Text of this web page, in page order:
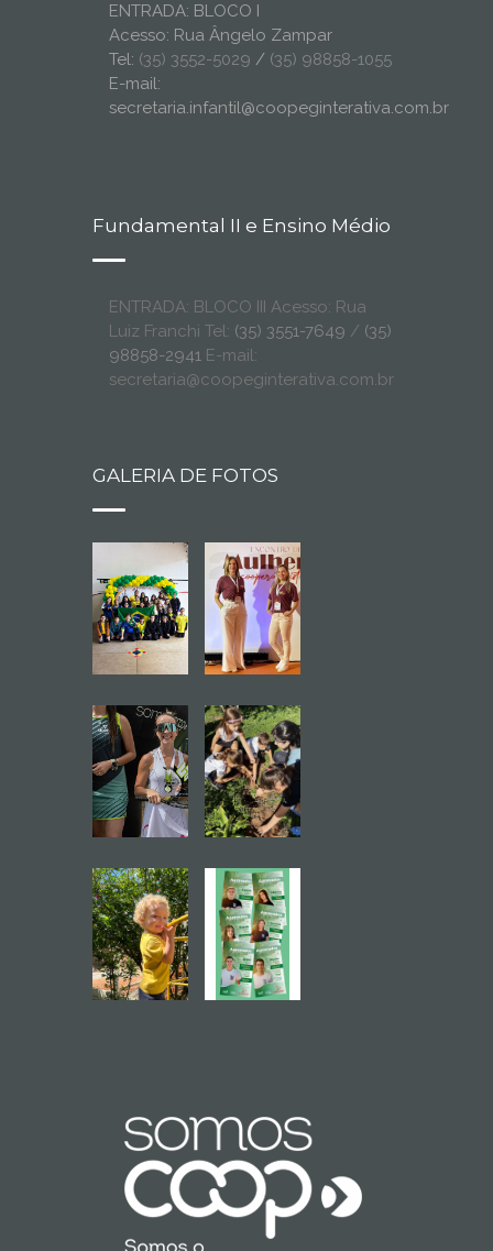
ENTRADA: BLOCO I
Acesso: Rua Ângelo Zampar
Tel: (35) 3552-5029 / (35) 98858-1055
E-mail:
secretaria.infantil@coopeginterativa.com.br
Fundamental II e Ensino Médio
ENTRADA: BLOCO III Acesso: Rua
Luiz Franchi Tel: (35) 3551-7649 / (35)
98858-2941 E-mail:
secretaria@coopeginterativa.com.br
GALERIA DE FOTOS